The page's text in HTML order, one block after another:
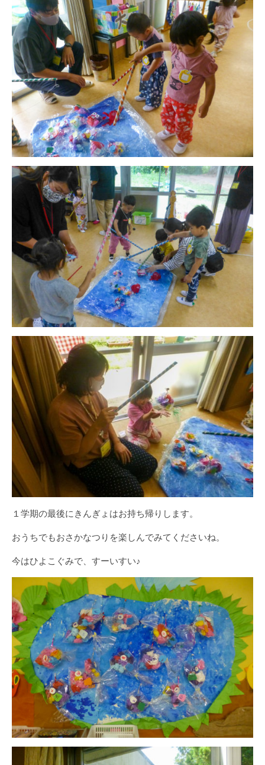
１学期の最後にきんぎょはお持ち帰りします。
おうちでもおさかなつりを楽しんでみてくださいね。
今はひよこぐみで、すーいすい♪